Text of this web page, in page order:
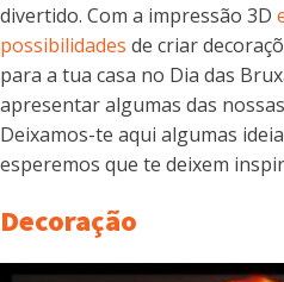
divertido. Com a impressão 3D
possibilidades de criar
para a tua casa no Dia das
apresentar algumas das
Deixamos-te aqui algumas
esperemos que te deixem
Decoração